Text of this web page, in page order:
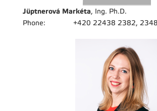
Jüptnerová Markéta, Ing. Ph.D.
Phone:
+420 22438 2382,